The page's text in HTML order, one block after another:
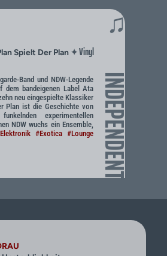
♫
INDEPENDENT
Spielt Der Plan ✦Vinyl
Band und NDW-Legende
dem bandeigenen Label Ata
neu eingespielte Klassiker
Plan ist die Geschichte von
experimentellen
NDW wuchs ein Ensemble,
#Exotica #Lounge